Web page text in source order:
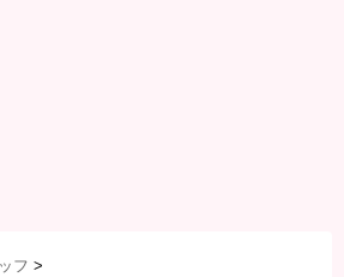
フ >